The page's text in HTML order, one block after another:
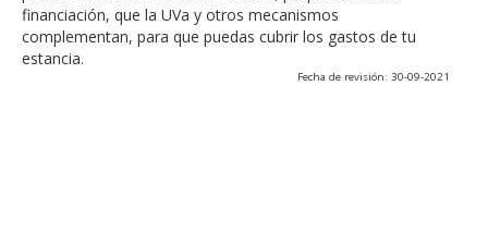
financiación, que la UVa y otros mecanismos
complementan, para que puedas cubrir los gastos de tu
estancia.
Fecha de revisión: 30-09-2021